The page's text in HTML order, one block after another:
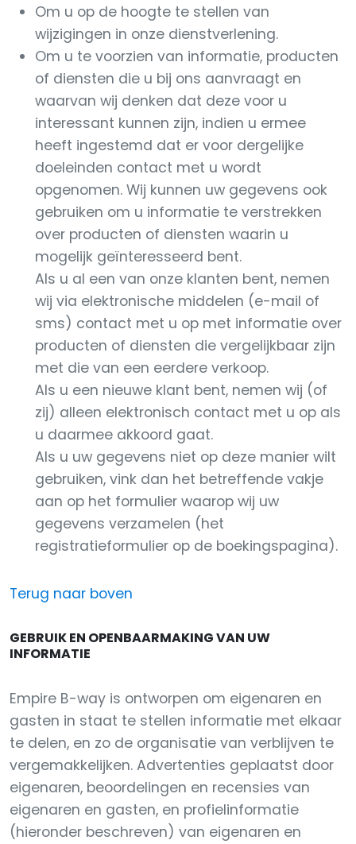
Om u op de hoogte te stellen van
wijzigingen in onze dienstverlening.
Om u te voorzien van informatie, producten
of diensten die u bij ons aanvraagt en
waarvan wij denken dat deze voor u
interessant kunnen zijn, indien u ermee
heeft ingestemd dat er voor dergelijke
doeleinden contact met u wordt
opgenomen. Wij kunnen uw gegevens ook
gebruiken om u informatie te verstrekken
over producten of diensten waarin u
mogelijk geïnteresseerd bent.
Als u al een van onze klanten bent, nemen
wij via elektronische middelen (e-mail of
sms) contact met u op met informatie over
producten of diensten die vergelijkbaar zijn
met die van een eerdere verkoop.
Als u een nieuwe klant bent, nemen wij (of
zij) alleen elektronisch contact met u op als
u daarmee akkoord gaat.
Als u uw gegevens niet op deze manier wilt
gebruiken, vink dan het betreffende vakje
aan op het formulier waarop wij uw
gegevens verzamelen (het
registratieformulier op de boekingspagina).
Terug naar boven
GEBRUIK EN OPENBAARMAKING VAN UW
INFORMATIE
Empire B-way is ontworpen om eigenaren en
gasten in staat te stellen informatie met elkaar
te delen, en zo de organisatie van verblijven te
vergemakkelijken. Advertenties geplaatst door
eigenaren, beoordelingen en recensies van
eigenaren en gasten, en profielinformatie
(hieronder beschreven) van eigenaren en